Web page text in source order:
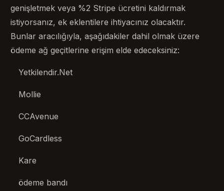
genişletmek veya %2 Stripe ücretini kaldırmak
istiyorsanız, ek eklentilere ihtiyacınız olacaktır.
Bunlar aracılığıyla, aşağıdakiler dahil olmak üzere
ödeme ağ geçitlerine erişim elde edeceksiniz:
Yetkilendir.Net
Mollie
CCAvenue
GoCardless
Kare
ödeme bandı